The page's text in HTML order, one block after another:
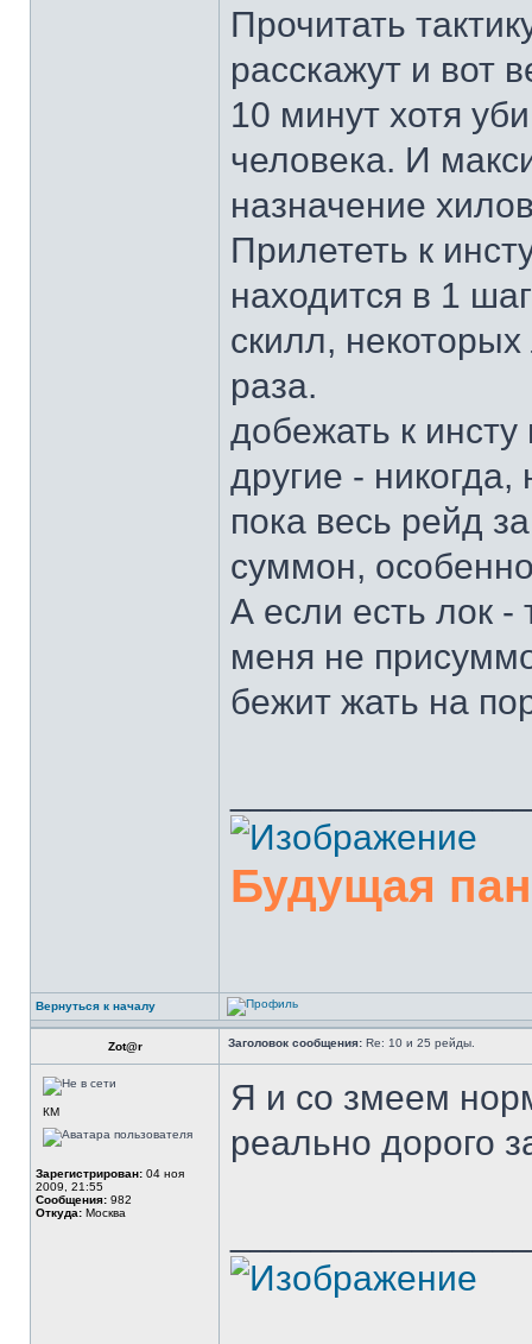
Прочитать
расскажут и вот
10 минут хотя
человека. И
назначение
Прилететь к
находится в 1
скилл,
раза.
добежать к
другие -
пока весь рейд
суммон,
А если есть лок -
меня не
бежит жать на
Будущая
Вернуться к началу
Zot@r Заголовок сообщения: Re: 10 и 25 рейды.
КМ
Зарегистрирован: 04 ноя
2009, 21:55
Сообщения: 982
Откуда: Москва
Я и со змеем
реально дорого